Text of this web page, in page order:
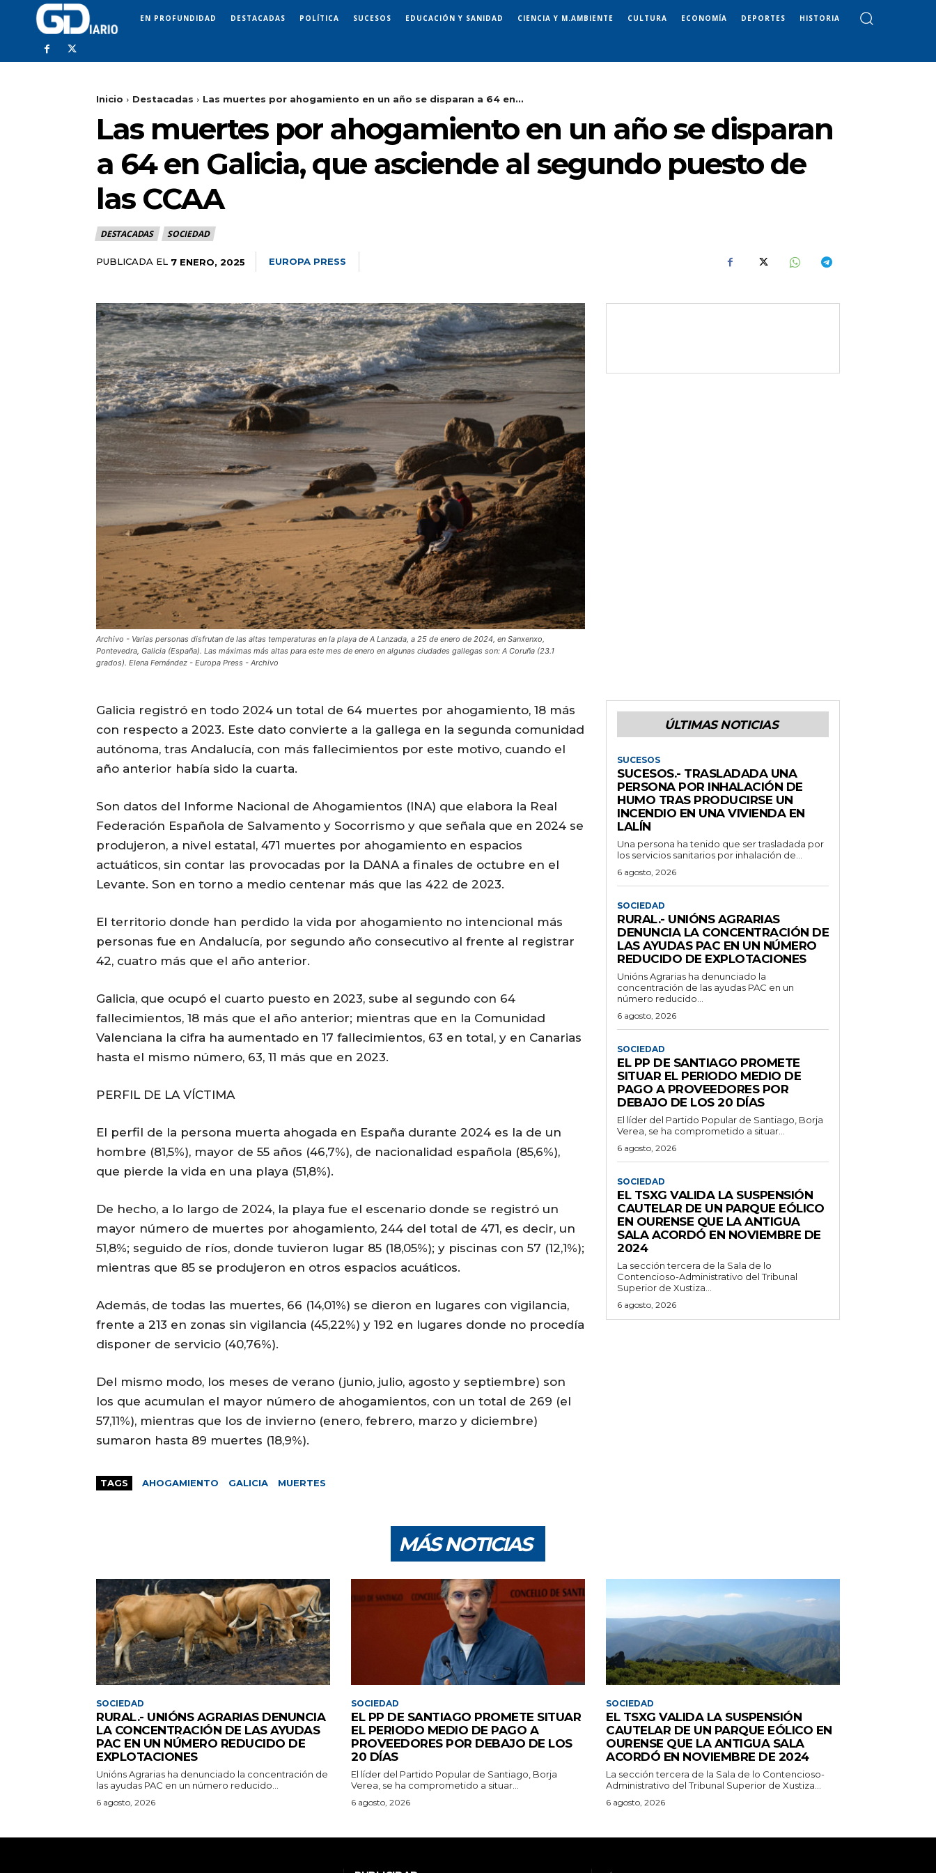
EN PROFUNDIDAD DESTACADAS POLÍTICA SUCESOS EDUCACIÓN Y SANIDAD CIENCIA Y M.AMBIENTE CULTURA ECONOMÍA DEPORTES HISTORIA
Inicio Destacadas Las muertes por ahogamiento en un año se disparan a 64 en...
Las muertes por ahogamiento en un año se disparan
a 64 en Galicia, que asciende al segundo puesto de
las CCAA
DESTACADAS SOCIEDAD
PUBLICADA EL 7 ENERO, 2025 EUROPA PRESS
Archivo - Varias personas disfrutan de las altas temperaturas en la playa de A Lanzada, a 25 de enero de 2024, en Sanxenxo,
Pontevedra, Galicia (España). Las máximas más altas para este mes de enero en algunas ciudades gallegas son: A Coruña (23.1
grados). Elena Fernández - Europa Press - Archivo
Galicia registró en todo 2024 un total de 64 muertes por ahogamiento, 18 más
con respecto a 2023. Este dato convierte a la gallega en la segunda comunidad
autónoma, tras Andalucía, con más fallecimientos por este motivo, cuando el
año anterior había sido la cuarta.
Son datos del Informe Nacional de Ahogamientos (INA) que elabora la Real
Federación Española de Salvamento y Socorrismo y que señala que en 2024 se
produjeron, a nivel estatal, 471 muertes por ahogamiento en espacios
actuáticos, sin contar las provocadas por la DANA a finales de octubre en el
Levante. Son en torno a medio centenar más que las 422 de 2023.
El territorio donde han perdido la vida por ahogamiento no intencional más
personas fue en Andalucía, por segundo año consecutivo al frente al registrar
42, cuatro más que el año anterior.
Galicia, que ocupó el cuarto puesto en 2023, sube al segundo con 64
fallecimientos, 18 más que el año anterior; mientras que en la Comunidad
Valenciana la cifra ha aumentado en 17 fallecimientos, 63 en total, y en Canarias
hasta el mismo número, 63, 11 más que en 2023.
PERFIL DE LA VÍCTIMA
El perfil de la persona muerta ahogada en España durante 2024 es la de un
hombre (81,5%), mayor de 55 años (46,7%), de nacionalidad española (85,6%),
que pierde la vida en una playa (51,8%).
De hecho, a lo largo de 2024, la playa fue el escenario donde se registró un
mayor número de muertes por ahogamiento, 244 del total de 471, es decir, un
51,8%; seguido de ríos, donde tuvieron lugar 85 (18,05%); y piscinas con 57 (12,1%);
mientras que 85 se produjeron en otros espacios acuáticos.
Además, de todas las muertes, 66 (14,01%) se dieron en lugares con vigilancia,
frente a 213 en zonas sin vigilancia (45,22%) y 192 en lugares donde no procedía
disponer de servicio (40,76%).
Del mismo modo, los meses de verano (junio, julio, agosto y septiembre) son
los que acumulan el mayor número de ahogamientos, con un total de 269 (el
57,11%), mientras que los de invierno (enero, febrero, marzo y diciembre)
sumaron hasta 89 muertes (18,9%).
TAGS AHOGAMIENTO GALICIA MUERTES
ÚLTIMAS NOTICIAS
SUCESOS
SUCESOS.- TRASLADADA UNA
PERSONA POR INHALACIÓN DE
HUMO TRAS PRODUCIRSE UN
INCENDIO EN UNA VIVIENDA EN
LALÍN
Una persona ha tenido que ser trasladada por
los servicios sanitarios por inhalación de...
6 agosto, 2026
SOCIEDAD
RURAL.- UNIÓNS AGRARIAS
DENUNCIA LA CONCENTRACIÓN DE
LAS AYUDAS PAC EN UN NÚMERO
REDUCIDO DE EXPLOTACIONES
Unións Agrarias ha denunciado la
concentración de las ayudas PAC en un
número reducido...
6 agosto, 2026
SOCIEDAD
EL PP DE SANTIAGO PROMETE
SITUAR EL PERIODO MEDIO DE
PAGO A PROVEEDORES POR
DEBAJO DE LOS 20 DÍAS
El líder del Partido Popular de Santiago, Borja
Verea, se ha comprometido a situar...
6 agosto, 2026
SOCIEDAD
EL TSXG VALIDA LA SUSPENSIÓN
CAUTELAR DE UN PARQUE EÓLICO
EN OURENSE QUE LA ANTIGUA
SALA ACORDÓ EN NOVIEMBRE DE
2024
La sección tercera de la Sala de lo
Contencioso-Administrativo del Tribunal
Superior de Xustiza...
6 agosto, 2026
MÁS NOTICIAS
SOCIEDAD
RURAL.- UNIÓNS AGRARIAS DENUNCIA
LA CONCENTRACIÓN DE LAS AYUDAS
PAC EN UN NÚMERO REDUCIDO DE
EXPLOTACIONES
Unións Agrarias ha denunciado la concentración de
las ayudas PAC en un número reducido...
6 agosto, 2026
SOCIEDAD
EL PP DE SANTIAGO PROMETE SITUAR
EL PERIODO MEDIO DE PAGO A
PROVEEDORES POR DEBAJO DE LOS
20 DÍAS
El líder del Partido Popular de Santiago, Borja
Verea, se ha comprometido a situar...
6 agosto, 2026
SOCIEDAD
EL TSXG VALIDA LA SUSPENSIÓN
CAUTELAR DE UN PARQUE EÓLICO EN
OURENSE QUE LA ANTIGUA SALA
ACORDÓ EN NOVIEMBRE DE 2024
La sección tercera de la Sala de lo Contencioso-
Administrativo del Tribunal Superior de Xustiza...
6 agosto, 2026